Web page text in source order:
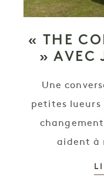
« THE
» AVEC
Une
petites
aident à